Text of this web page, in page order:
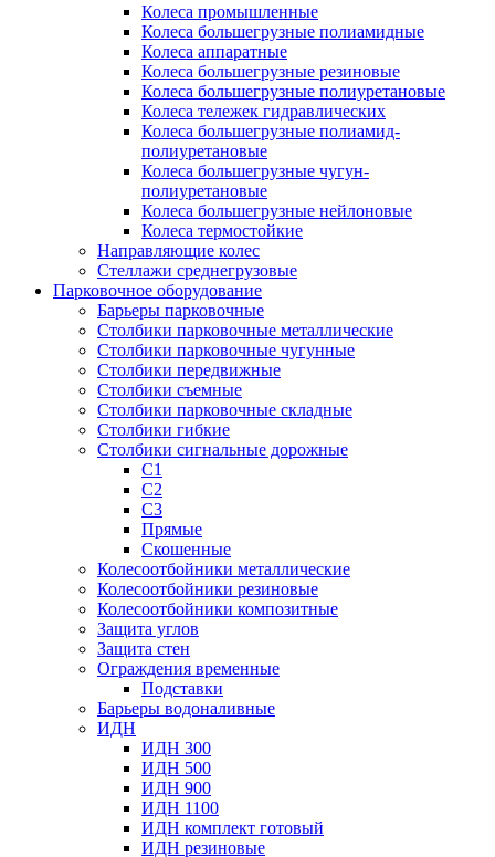
Колеса промышленные
Колеса большегрузные полиамидные
Колеса аппаратные
Колеса большегрузные резиновые
Колеса большегрузные полиуретановые
Колеса тележек гидравлических
Колеса большегрузные полиамид-
полиуретановые
Колеса большегрузные чугун-
полиуретановые
Колеса большегрузные нейлоновые
Колеса термостойкие
Направляющие колес
Стеллажи среднегрузовые
Парковочное оборудование
Барьеры парковочные
Столбики парковочные металлические
Столбики парковочные чугунные
Столбики передвижные
Столбики съемные
Столбики парковочные складные
Столбики гибкие
Столбики сигнальные дорожные
С1
С2
С3
Прямые
Скошенные
Колесоотбойники металлические
Колесоотбойники резиновые
Колесоотбойники композитные
Защита углов
Защита стен
Ограждения временные
Подставки
Барьеры водоналивные
ИДН
ИДН 300
ИДН 500
ИДН 900
ИДН 1100
ИДН комплект готовый
ИДН резиновые